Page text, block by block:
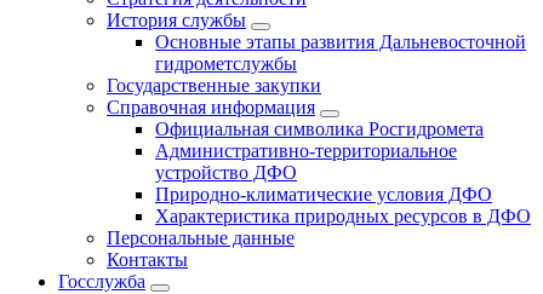
История службы
Основные этапы развития Дальневосточной
гидрометслужбы
Государственные закупки
Справочная информация
Официальная символика Росгидромета
Административно-территориальное
устройство ДФО
Природно-климатические условия ДФО
Характеристика природных ресурсов в ДФО
Персональные данные
Контакты
Госслужба